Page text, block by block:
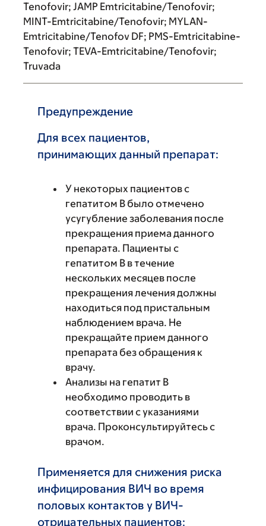
Tenofovir; JAMP Emtricitabine/Tenofovir;
MINT-Emtricitabine/Tenofovir; MYLAN-
Emtricitabine/Tenofov DF; PMS-Emtricitabine-
Tenofovir; TEVA-Emtricitabine/Tenofovir;
Truvada
Предупреждение
Для всех пациентов,
принимающих данный препарат:
У некоторых пациентов с
гепатитом B было отмечено
усугубление заболевания после
прекращения приема данного
препарата. Пациенты с
гепатитом B в течение
нескольких месяцев после
прекращения лечения должны
находиться под пристальным
наблюдением врача. Не
прекращайте прием данного
препарата без обращения к
врачу.
Анализы на гепатит B
необходимо проводить в
соответствии с указаниями
врача. Проконсультируйтесь с
врачом.
Применяется для снижения риска
инфицирования ВИЧ во время
половых контактов у ВИЧ-
отрицательных пациентов: